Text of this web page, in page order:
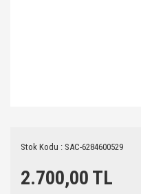
Stok Kodu : SAC-6284600529
2.700,00 TL